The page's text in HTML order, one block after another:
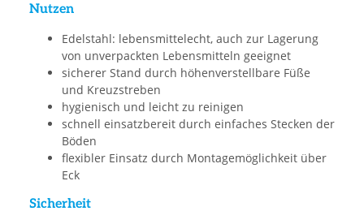
Nutzen
Edelstahl: lebensmittelecht, auch zur Lagerung
von unverpackten Lebensmitteln geeignet
sicherer Stand durch höhenverstellbare Füße
und Kreuzstreben
hygienisch und leicht zu reinigen
schnell einsatzbereit durch einfaches Stecken der
Böden
flexibler Einsatz durch Montagemöglichkeit über
Eck
Sicherheit